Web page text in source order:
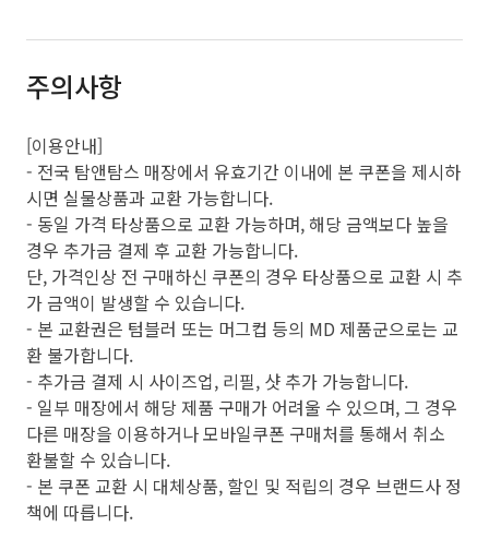
주의사항
[이용안내]
- 전국 탐앤탐스 매장에서 유효기간 이내에 본 쿠폰을 제시하
시면 실물상품과 교환 가능합니다.
- 동일 가격 타상품으로 교환 가능하며, 해당 금액보다 높을
경우 추가금 결제 후 교환 가능합니다.
단, 가격인상 전 구매하신 쿠폰의 경우 타상품으로 교환 시 추
가 금액이 발생할 수 있습니다.
- 본 교환권은 텀블러 또는 머그컵 등의 MD 제품군으로는 교
환 불가합니다.
- 추가금 결제 시 사이즈업, 리필, 샷 추가 가능합니다.
- 일부 매장에서 해당 제품 구매가 어려울 수 있으며, 그 경우
다른 매장을 이용하거나 모바일쿠폰 구매처를 통해서 취소
환불할 수 있습니다.
- 본 쿠폰 교환 시 대체상품, 할인 및 적립의 경우 브랜드사 정
책에 따릅니다.